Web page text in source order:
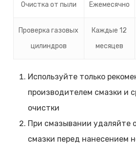
Очистка от пыли Ежемесячно
Проверка газовых
цилиндров
Каждые 12
месяцев
Используйте только
производителем смазки и
очистки
При смазывании удаляйте
смазки перед нанесением